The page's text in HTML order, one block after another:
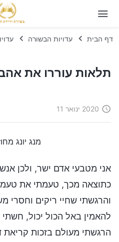
דף הבית עדויות הבשורה
תלאות עוררו את
2020 ינואר 11
מנג יונג
אני מטבעי אדם ישר, ולכן
כתוצאה מכך, טעמתי את
והרגשתי שחיי ריקים
להאמין באל הכול יכול,
הרגשתי מעולם בזכות קריאת